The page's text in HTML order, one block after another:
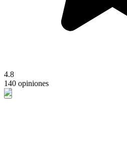
4.8
140 opiniones